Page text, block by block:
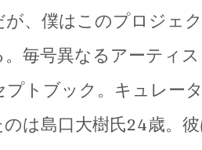
、僕はこのプロジェ
毎号異なるアーティ
トブック。キュレー
は島口大樹氏24歳。